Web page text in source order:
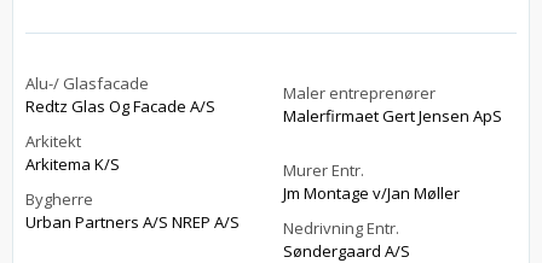
Alu-/ Glasfacade
Redtz Glas Og Facade A/S
Arkitekt
Arkitema K/S
Bygherre
Urban Partners A/S NREP A/S
Maler entreprenører
Malerfirmaet Gert Jensen ApS
Murer Entr.
Jm Montage v/Jan Møller
Nedrivning Entr.
Søndergaard A/S